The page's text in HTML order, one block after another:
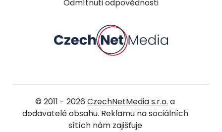
Odmítnuti odpovědnosti
© 2011 - 2026 CzechNetMedia s.r.o. a
dodavatelé obsahu. Reklamu na sociálních
sítích nám zajišťuje